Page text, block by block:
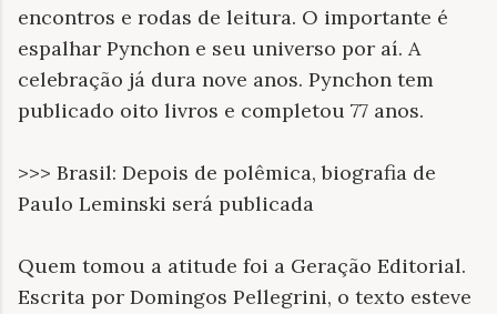
encontros e rodas de leitura. O importante é
espalhar Pynchon e seu universo por aí. A
celebração já dura nove anos. Pynchon tem
publicado oito livros e completou 77 anos.
>>> Brasil: Depois de polêmica, biografia de
Paulo Leminski será publicada
Quem tomou a atitude foi a Geração Editorial.
Escrita por Domingos Pellegrini, o texto esteve